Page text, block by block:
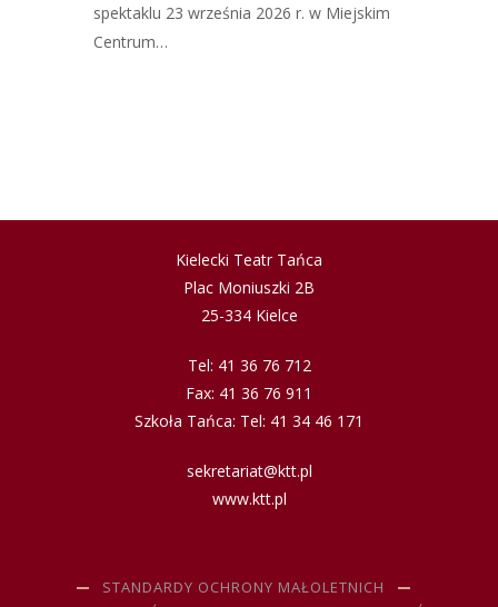
spektaklu 23 września 2026 r. w Miejskim
Centrum…
Kielecki Teatr Tańca
Plac Moniuszki 2B
25-334 Kielce
Tel: 41 36 76 712
Fax: 41 36 76 911
Szkoła Tańca: Tel: 41 34 46 171
sekretariat@ktt.pl
www.ktt.pl
STANDARDY OCHRONY MAŁOLETNICH